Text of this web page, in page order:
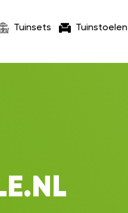
Tuinsets Tuinstoelen